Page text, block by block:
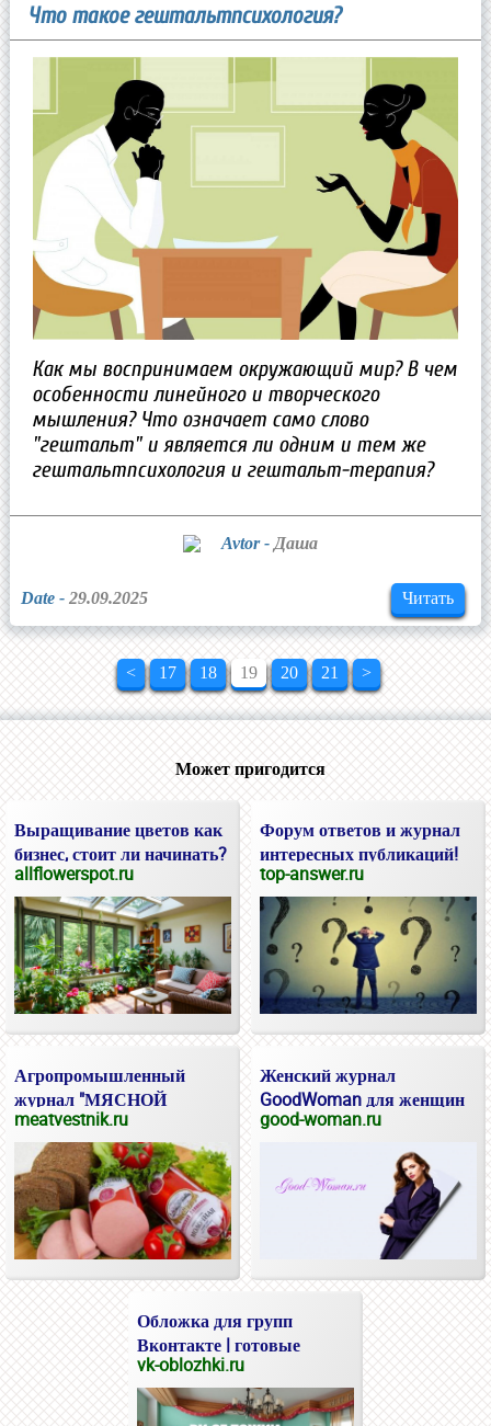
Что такое гештальтпсихология?
Как мы воспринимаем окружающий мир? В чем
особенности линейного и творческого
мышления? Что означает само слово
"гештальт" и является ли одним и тем же
гештальтпсихология и гештальт-терапия?
Avtor - Даша
Date - 29.09.2025 Читать
< 17 18 19 20 21 >
Может пригодится
Выращивание цветов как
бизнес, стоит ли начинать?
allflowerspot.ru
Форум ответов и журнал
интересных публикаций!
top-answer.ru
Агропромышленный
журнал "МЯСНОЙ
ВЕСТНИК"
meatvestnik.ru
Женский журнал
GoodWoman для женщин
и девушек.
good-woman.ru
Обложка для групп
Вконтакте | готовые
обложки онлайн
vk-oblozhki.ru